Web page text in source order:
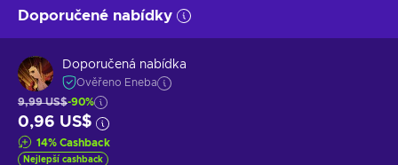
Doporučené nabídky
Doporučená nabídka
Ověřeno Eneba
9,99 US$-90%
0,96 US$
14% Cashback
Nejlepší cashback